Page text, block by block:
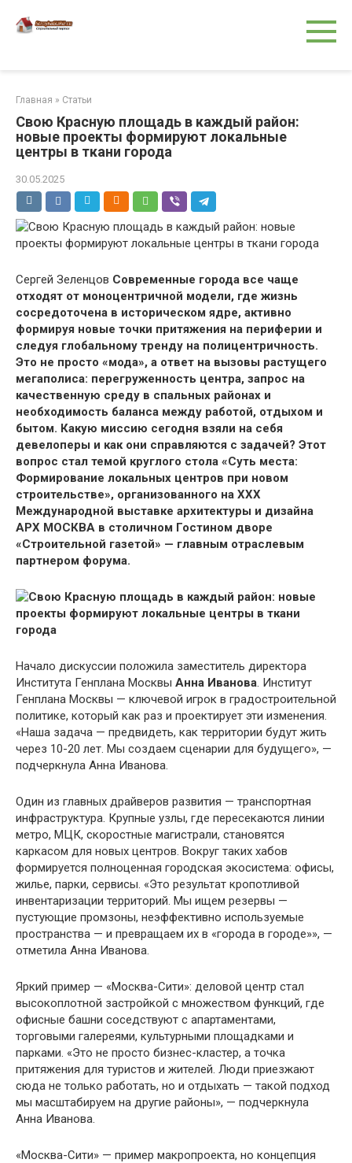
Главная » Статьи
Свою Красную площадь в каждый район:
новые проекты формируют локальные
центры в ткани города
30.05.2025
Сергей Зеленцов Современные города все чаще
отходят от моноцентричной модели, где жизнь
сосредоточена в историческом ядре, активно
формируя новые точки притяжения на периферии и
следуя глобальному тренду на полицентричность.
Это не просто «мода», а ответ на вызовы растущего
мегаполиса: перегруженность центра, запрос на
качественную среду в спальных районах и
необходимость баланса между работой, отдыхом и
бытом. Какую миссию сегодня взяли на себя
девелоперы и как они справляются с задачей? Этот
вопрос стал темой круглого стола «Суть места:
Формирование локальных центров при новом
строительстве», организованного на ХХХ
Международной выставке архитектуры и дизайна
АРХ МОСКВА в столичном Гостином дворе
«Строительной газетой» — главным отраслевым
партнером форума.
Начало дискуссии положила заместитель директора
Института Генплана Москвы Анна Иванова . Институт
Генплана Москвы — ключевой игрок в градостроительной
политике, который как раз и проектирует эти изменения.
«Наша задача — предвидеть, как территории будут жить
через 10-20 лет. Мы создаем сценарии для будущего», —
подчеркнула Анна Иванова.
Один из главных драйверов развития — транспортная
инфраструктура. Крупные узлы, где пересекаются линии
метро, МЦК, скоростные магистрали, становятся
каркасом для новых центров. Вокруг таких хабов
формируется полноценная городская экосистема: офисы,
жилье, парки, сервисы. «Это результат кропотливой
инвентаризации территорий. Мы ищем резервы —
пустующие промзоны, неэффективно используемые
пространства — и превращаем их в «города в городе»», —
отметила Анна Иванова.
Яркий пример — «Москва-Сити»: деловой центр стал
высокоплотной застройкой с множеством функций, где
офисные башни соседствуют с апартаментами,
торговыми галереями, культурными площадками и
парками. «Это не просто бизнес-кластер, а точка
притяжения для туристов и жителей. Люди приезжают
сюда не только работать, но и отдыхать — такой подход
мы масштабируем на другие районы», — подчеркнула
Анна Иванова.
«Москва-Сити» — пример макропроекта, но концепция